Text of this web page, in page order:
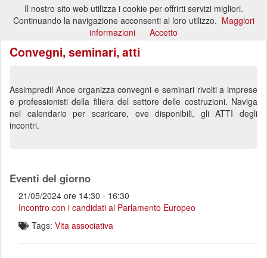
Convegni, seminari, atti
Assimpredil Ance organizza convegni e seminari rivolti a imprese
e professionisti della filiera del settore delle costruzioni. Naviga
nel calendario per scaricare, ove disponibili, gli ATTI degli
incontri.
Eventi del giorno
21/05/2024 ore 14:30 - 16:30
Incontro con i candidati al Parlamento Europeo
Tags: Vita associativa
Il nostro sito web utilizza i cookie per offrirti servizi migliori.
Continuando la navigazione acconsenti al loro utilizzo. Maggiori
informazioni
Accetto